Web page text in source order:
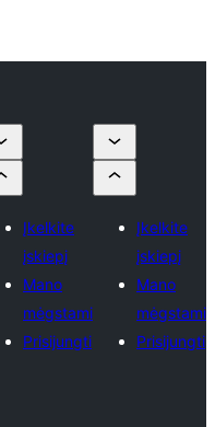
Įkelkite
įskiepį
Mano
mėgstami
Prisijungti
Įkelkite
įskiepį
Mano
mėgstami
Prisijungti